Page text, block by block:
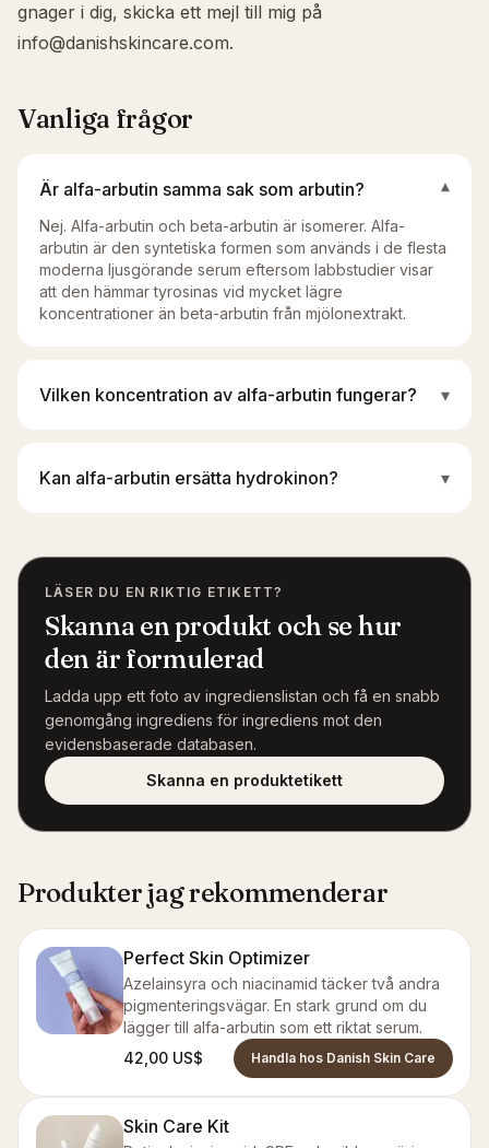
gnager i dig, skicka ett mejl till mig på
info@danishskincare.com.
Vanliga frågor
Är alfa-arbutin samma sak som arbutin? ▾
Nej. Alfa-arbutin och beta-arbutin är isomerer. Alfa-
arbutin är den syntetiska formen som används i de flesta
moderna ljusgörande serum eftersom labbstudier visar
att den hämmar tyrosinas vid mycket lägre
koncentrationer än beta-arbutin från mjölonextrakt.
Vilken koncentration av alfa-arbutin fungerar? ▾
Kan alfa-arbutin ersätta hydrokinon? ▾
LÄSER DU EN RIKTIG ETIKETT?
Skanna en produkt och se hur
den är formulerad
Ladda upp ett foto av ingredienslistan och få en snabb
genomgång ingrediens för ingrediens mot den
evidensbaserade databasen.
Skanna en produktetikett
Produkter jag rekommenderar
Perfect Skin Optimizer
Azelainsyra och niacinamid täcker två andra
pigmenteringsvägar. En stark grund om du
lägger till alfa-arbutin som ett riktat serum.
42,00 US$
Handla hos Danish Skin Care
Skin Care Kit